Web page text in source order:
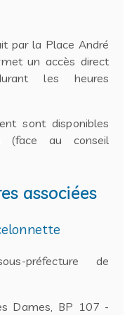
par la Place André
un accès direct
les heures
sont disponibles
(face au conseil
associées
préfecture de
Dames, BP 107 -